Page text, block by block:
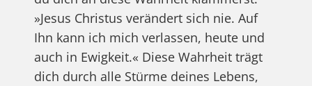
»Jesus Christus verändert sich nie. Auf
Ihn kann ich mich verlassen, heute und
auch in Ewigkeit.« Diese Wahrheit trägt
dich durch alle Stürme deines Lebens,